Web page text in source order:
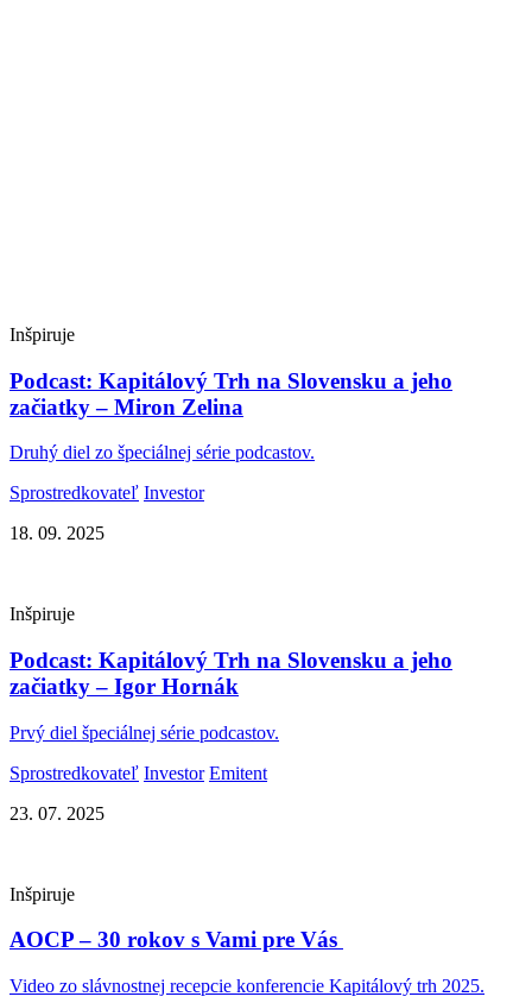
Inšpiruje
Podcast: Kapitálový Trh na Slovensku a jeho
začiatky – Miron Zelina
Druhý diel zo špeciálnej série podcastov.
Sprostredkovateľ Investor
18. 09. 2025
Inšpiruje
Podcast: Kapitálový Trh na Slovensku a jeho
začiatky – Igor Hornák
Prvý diel špeciálnej série podcastov.
Sprostredkovateľ Investor Emitent
23. 07. 2025
Inšpiruje
AOCP – 30 rokov s Vami pre Vás
Video zo slávnostnej recepcie konferencie Kapitálový trh 2025.